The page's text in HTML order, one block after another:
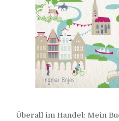
Überall im Handel: Mein